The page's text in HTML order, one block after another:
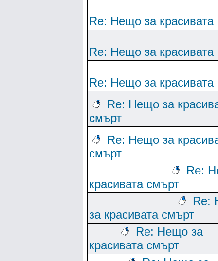
Re: Нещо за красивата
Re: Нещо за красивата
Re: Нещо за красивата
Re: Нещо за
смърт
Re: Нещо за
смърт
Re:
красивата смърт
Re:
за красивата смърт
Re: Нещо за
красивата смърт